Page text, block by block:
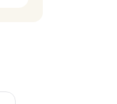
aug. 14 - aug. 16